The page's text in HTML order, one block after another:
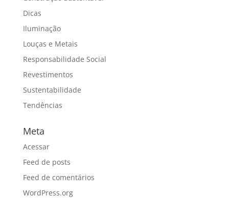
Dicas
Iluminação
Louças e Metais
Responsabilidade Social
Revestimentos
Sustentabilidade
Tendências
Meta
Acessar
Feed de posts
Feed de comentários
WordPress.org